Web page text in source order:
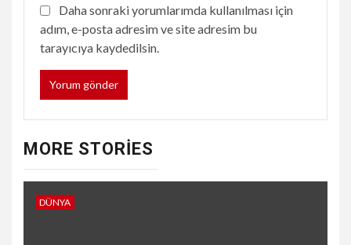
Daha sonraki yorumlarımda kullanılması için
adım, e-posta adresim ve site adresim bu
tarayıcıya kaydedilsin.
MORE STORIES
DÜNYA